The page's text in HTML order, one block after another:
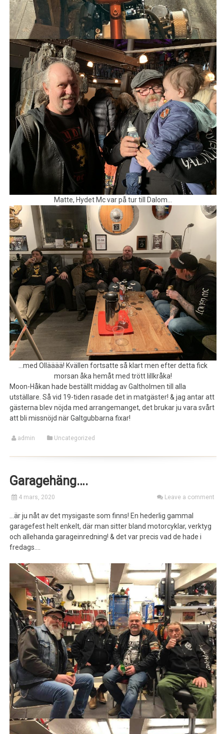
Matte, Hydet Mc var på tur till Dalom…
…med Ollääää! Kvällen fortsatte så klart men efter detta fick
morsan åka hemåt med trött lillkråka!
Moon-Håkan hade beställt middag av Galtholmen till alla
utställare. Så vid 19-tiden rasade det in matgäster! & jag antar att
gästerna blev nöjda med arrangemanget, det brukar ju vara svårt
att bli missnöjd när Galtgubbarna fixar!
admin Uncategorized
Garagehäng….
4 mars, 2020 Leave a comment
…är ju nåt av det mysigaste som finns! En hederlig gammal
garagefest helt enkelt, där man sitter bland motorcyklar, verktyg
och allehanda garageinredning! & det var precis vad de hade i
fredags….